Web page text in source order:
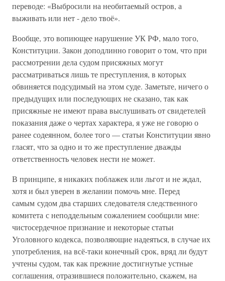
переводе: «Выбросили на необитаемый остров, а
выживать или нет - дело твоё».
Вообще, это вопиющее нарушение УК РФ, мало того,
Конституции. Закон доподлинно говорит о том, что при
рассмотрении дела судом присяжных могут
рассматриваться лишь те преступления, в которых
обвиняется подсудимый на этом суде. Заметьте, ничего о
предыдущих или последующих не сказано, так как
присяжные не имеют права выслушивать от свидетелей
показания даже о чертах характера, я уже не говорю о
ранее содеянном, более того — статьи Конституции явно
гласят, что за одно и то же преступление дважды
ответственность человек нести не может.
В принципе, я никаких поблажек или льгот и не ждал,
хотя и был уверен в желании помочь мне. Перед
самым судом два старших следователя следственного
комитета с неподдельным сожалением сообщили мне:
чистосердечное признание и некоторые статьи
Уголовного кодекса, позволяющие надеяться, в случае их
употребления, на всё-таки конечный срок, вряд ли будут
учтены судом, так как прежние достигнутые устные
соглашения, отразившиеся положительно, скажем, на